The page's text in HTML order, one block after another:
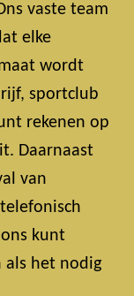
vaste team
elke
wordt
sportclub
rekenen op
Daarnaast
van
kunt
als het nodig